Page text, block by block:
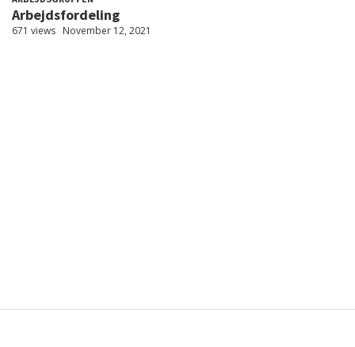
Arbejdsfordeling
671 views November 12, 2021